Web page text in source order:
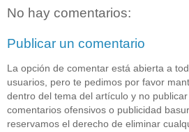
No hay comentarios:
Publicar un comentario
La opción de comentar está abierta a
usuarios, pero te pedimos por favor
dentro del tema del artículo y no publicar
comentarios ofensivos o publicidad
reservamos el derecho de eliminar